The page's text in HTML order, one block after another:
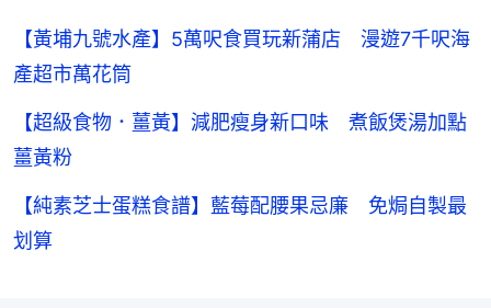
【黃埔九號水產】5萬呎食買玩新蒲店 漫遊7千呎海
產超市萬花筒
【超級食物．薑黃】減肥瘦身新口味 煮飯煲湯加點
薑黃粉
【純素芝士蛋糕食譜】藍莓配腰果忌廉 免焗自製最
划算